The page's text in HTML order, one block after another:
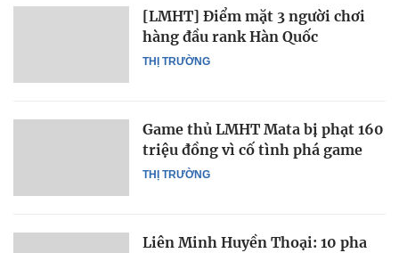
THỊ TRƯỜNG
[LMHT] Điểm mặt 3 người chơi
hàng đầu rank Hàn Quốc
THỊ TRƯỜNG
Game thủ LMHT Mata bị phạt 160
triệu đồng vì cố tình phá game
Liên Minh Huyền Thoại: 10 pha